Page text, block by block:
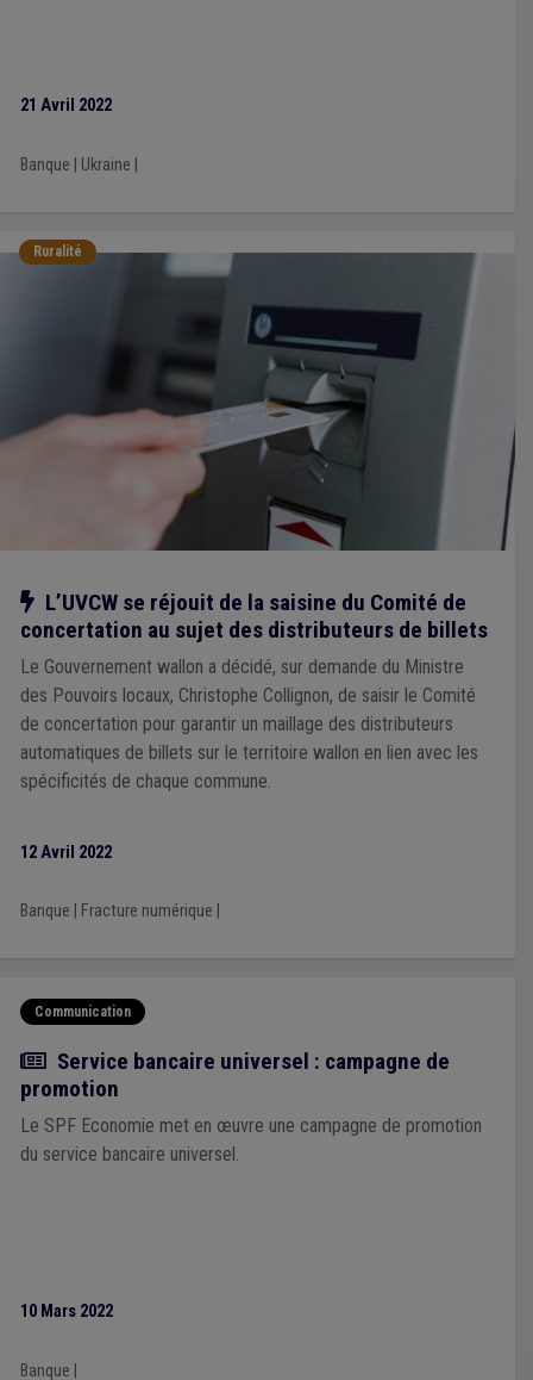
21 Avril 2022
Banque Ukraine
Ruralité
Notre action
L’UVCW se réjouit de la saisine du Comité de
concertation au sujet des distributeurs de billets
Le Gouvernement wallon a décidé, sur demande du Ministre
des Pouvoirs locaux, Christophe Collignon, de saisir le Comité
de concertation pour garantir un maillage des distributeurs
automatiques de billets sur le territoire wallon en lien avec les
spécificités de chaque commune.
12 Avril 2022
Banque Fracture numérique
Communication
Actualité
Service bancaire universel : campagne de
promotion
Le SPF Economie met en œuvre une campagne de promotion
du service bancaire universel.
10 Mars 2022
Banque